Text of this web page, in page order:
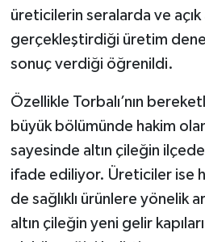
üreticilerin seralarda ve açık
gerçekleştirdiği üretim
sonuç verdiği öğrenildi.
Özellikle Torbalı’nın
büyük bölümünde hakim olan
sayesinde altın çileğin
ifade ediliyor. Üreticiler ise
de sağlıklı ürünlere yönelik
altın çileğin yeni gelir